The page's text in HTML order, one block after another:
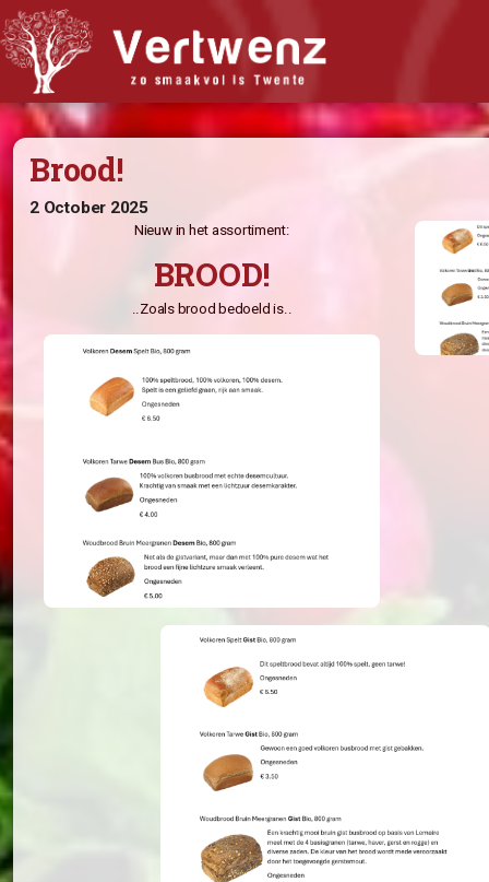
Biologisch abonnement
Abonnement Bestellen
Iets doorgeven?
Nieuwsflits
Winkel
Recepten
Wat vindt u van Vertwenz?
Brood!
2 October 2025
Nieuw in het assortiment:
BROOD!
..Zoals brood bedoeld is..